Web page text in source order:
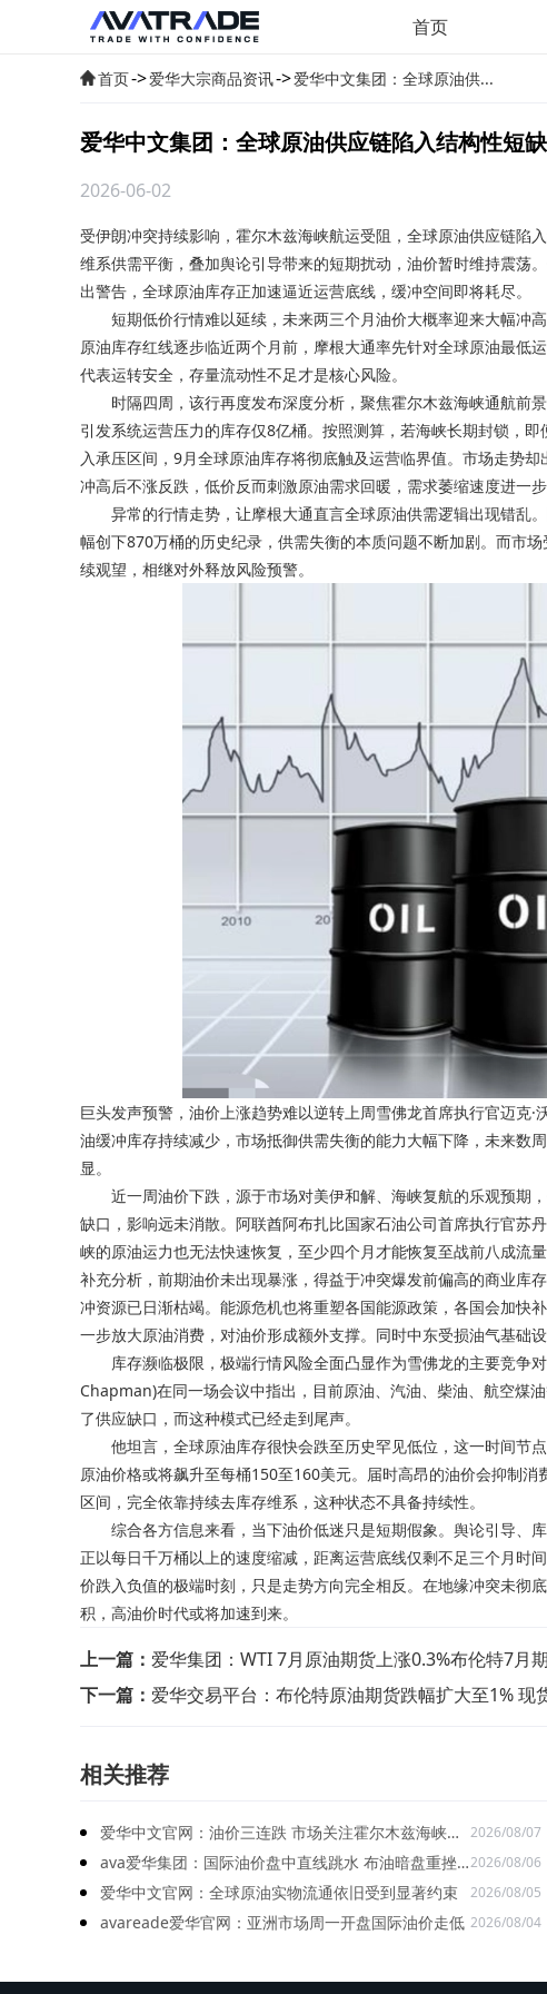
首页
首页->爱华大宗商品资讯->爱华中文集团：全球原油供...
爱华中文集团：全球原油供应链陷入结构性短缺
2026-06-02
受伊朗冲突持续影响，霍尔木兹海峡航运受阻， 全球原油供应链陷
维系供需平衡，叠加舆论引导带来的短期扰动，油价暂时维持震荡
出警告，全球原油库存正加速逼近运营底线，缓冲空间即将耗尽。
短期低价行情难以延续，未来两三个月油价大概率迎来大幅冲
原油库存红线逐步临近两个月前，摩根大通率先针对全球原油最低
代表运转安全，存量流动性不足才是核心风险。
时隔四周，该行再度发布深度分析，聚焦霍尔木兹海峡通航前
引发系统运营压力的库存仅8亿桶。按照测算，若海峡长期封锁，
入承压区间，9月全球原油库存将彻底触及运营临界值。市场走势
冲高后不涨反跌，低价反而刺激原油需求回暖，需求萎缩速度进一步
异常的行情走势，让摩根大通直言全球原油供需逻辑出现错乱
幅创下870万桶的历史纪录，供需失衡的本质问题不断加剧。而市
续观望，相继对外释放风险预警。
巨头发声预警，油价上涨趋势难以逆转上周雪佛龙首席执行官迈
油缓冲库存持续减少，市场抵御供需失衡的能力大幅下降，未来数
显。
近一周油价下跌，源于市场对美伊和解、海峡复航的乐观预期
缺口，影响远未消散。阿联酋阿布扎比国家石油公司首席执行官苏
峡的原油运力也无法快速恢复，至少四个月才能恢复至战前八成流
补充分析，前期油价未出现暴涨，得益于冲突爆发前偏高的商业库
冲资源已日渐枯竭。能源危机也将重塑各国能源政策，各国会加快
一步放大原油消费，对油价形成额外支撑。同时中东受损油气基础
库存濒临极限，极端行情风险全面凸显作为雪佛龙的主要竞争
Chapman)在同一场会议中指出，目前原油、汽油、柴油、航空煤
了供应缺口，而这种模式已经走到尾声。
他坦言，全球原油库存很快会跌至历史罕见低位，这一时间节
原油价格或将飙升至每桶150至160美元。届时高昂的油价会抑制
区间，完全依靠持续去库存维系，这种状态不具备持续性。
综合各方信息来看，当下油价低迷只是短期假象。舆论引导、
正以每日千万桶以上的速度缩减，距离运营底线仅剩不足三个月时
价跌入负值的极端时刻，只是走势方向完全相反。在地缘冲突未彻
积，高油价时代或将加速到来。
上一篇： 爱华集团：WTI 7月原油期货上涨0.3%布伦特7月
下一篇： 爱华交易平台：布伦特原油期货跌幅扩大至1% 现
相关推荐
爱华中文官网：油价三连跌 市场关注霍尔木兹海峡协
议进展
2026/08/07
ava爱华集团：国际油价盘中直线跳水 布油暗盘重挫
7.5%
2026/08/06
爱华中文官网：全球原油实物流通依旧受到显著约束 2026/08/05
avareade爱华官网：亚洲市场周一开盘国际油价走低 2026/08/04